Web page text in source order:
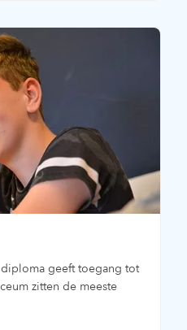
geeft toegang tot
zitten de meeste